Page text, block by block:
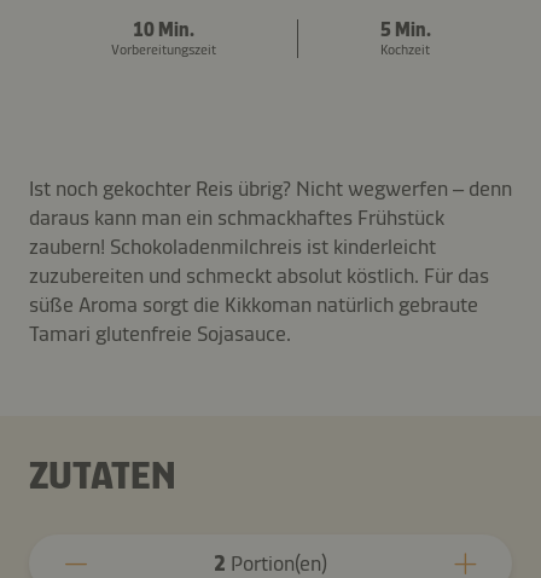
10 Min.
Vorbereitungszeit
5 Min.
Kochzeit
Ist noch gekochter Reis übrig? Nicht wegwerfen – denn
daraus kann man ein schmackhaftes Frühstück
zaubern! Schokoladenmilchreis ist kinderleicht
zuzubereiten und schmeckt absolut köstlich. Für das
süße Aroma sorgt die Kikkoman natürlich gebraute
Tamari glutenfreie Sojasauce.
ZUTATEN
2 Portion(en)